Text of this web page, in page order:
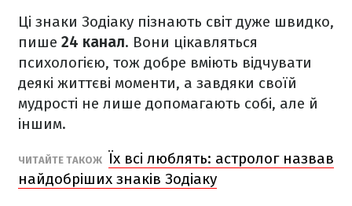
Ці знаки Зодіаку пізнають світ дуже швидко,
пише 24 канал. Вони цікавляться
психологією, тож добре вміють відчувати
деякі життєві моменти, а завдяки своїй
мудрості не лише допомагають собі, але й
іншим.
ЧИТАЙТЕ ТАКОЖ
Їх всі люблять: астролог назвав
найдобріших знаків Зодіаку